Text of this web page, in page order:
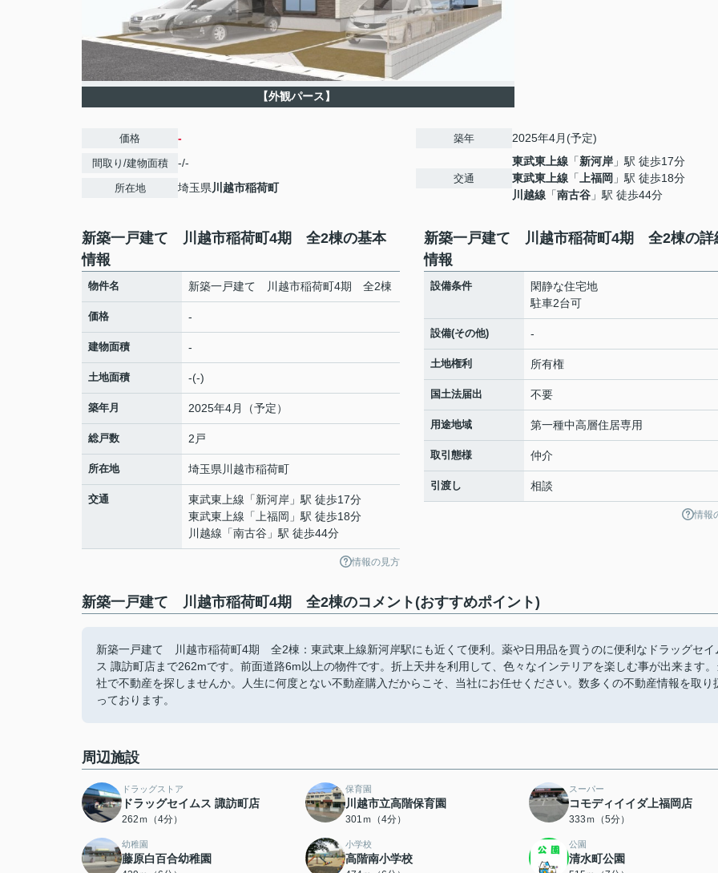
【外観パース】
価格 -
間取り/建物面積 -/-
所在地 埼玉県川越市稲荷町
築年 2025年4月(予定)
交通
東武東上線 「新河岸 」駅 徒歩17分
東武東上線 「 上福岡 」駅 徒歩18分
川越線 「南古谷 」駅 徒歩44分
新築一戸建て 川越市稲荷町4期 全2棟の基本
情報
物件名 新築一戸建て 川越市稲荷町4期 全2棟
価格 -
建物面積 -
土地面積 -(-)
築年月 2025年4月（予定）
総戸数 2戸
所在地 埼玉県 川越市稲荷町
交通 東武東上線 「新河岸 」駅 徒歩17分
東武東上線 「 上福岡 」駅 徒歩18分
川越線 「南古谷 」駅 徒歩44分
情報の見方
新築一戸建て 川越市稲荷町4期 全2棟の詳
情報
設備条件
閑静な住宅地
駐車2台可
設備(その他) -
土地権利 所有権
国土法届出 不要
用途地域 第一種中高層住居専用
取引態様 仲介
引渡し 相談
情報
新築一戸建て 川越市稲荷町4期 全2棟のコメント(おすすめポイント)
新築一戸建て 川越市稲荷町4期 全2棟：東武東上線新河岸駅にも近くて便利。薬や日用品を買うのに便利なドラッグセイ
ス 諏訪町店まで262mです。前面道路6m以上の物件です。折上天井を利用して、色々なインテリアを楽しむ事が出来ます
社で不動産を探しませんか。人生に何度とない不動産購入だからこそ、当社にお任せください。数多くの不動産情報を取り
っております。
周辺施設
ドラッグストア
ドラッグセイムス 諏訪町店
262ｍ（4分）
保育園
川越市立高階保育園
301ｍ（4分）
スーパー
コモディイイダ上福岡店
333ｍ（5分）
幼稚園
藤原白百合幼稚園
小学校
高階南小学校
公園
清水町公園